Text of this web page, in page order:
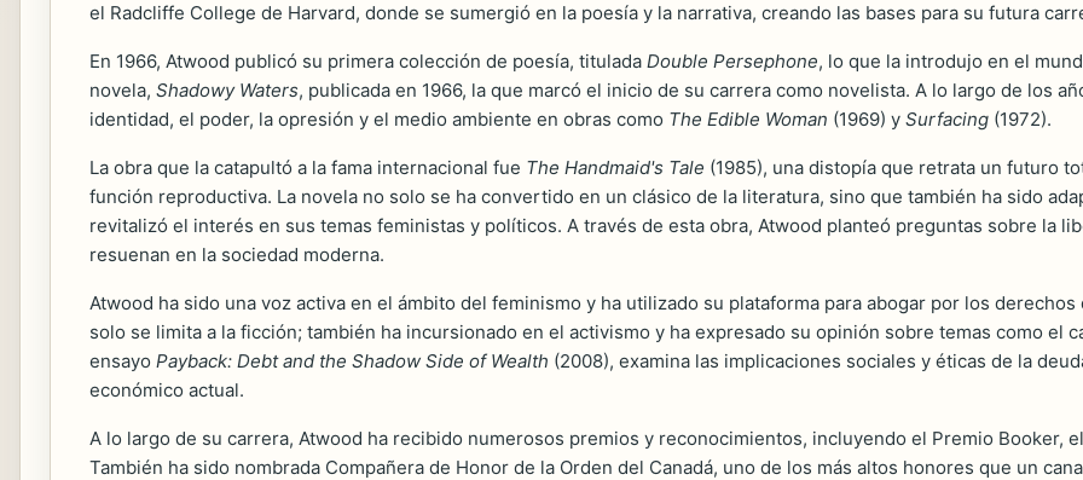
el Radcliffe College de Harvard, donde se sumergió en la poesía y la narrativa, creando las bases para su futura
En 1966, Atwood publicó su primera colección de poesía, titulada Double Persephone, lo que la introdujo en el
novela, Shadowy Waters, publicada en 1966, la que marcó el inicio de su carrera como novelista. A lo largo de los
identidad, el poder, la opresión y el medio ambiente en obras como The Edible Woman (1969) y Surfacing (1972).
La obra que la catapultó a la fama internacional fue The Handmaid's Tale (1985), una distopía que retrata un futuro
función reproductiva. La novela no solo se ha convertido en un clásico de la literatura, sino que también ha sido
revitalizó el interés en sus temas feministas y políticos. A través de esta obra, Atwood planteó preguntas sobre la
resuenan en la sociedad moderna.
Atwood ha sido una voz activa en el ámbito del feminismo y ha utilizado su plataforma para abogar por los
solo se limita a la ficción; también ha incursionado en el activismo y ha expresado su opinión sobre temas como el
ensayo Payback: Debt and the Shadow Side of Wealth (2008), examina las implicaciones sociales y éticas de la
económico actual.
A lo largo de su carrera, Atwood ha recibido numerosos premios y reconocimientos, incluyendo el Premio Booker,
También ha sido nombrada Compañera de Honor de la Orden del Canadá, uno de los más altos honores que un